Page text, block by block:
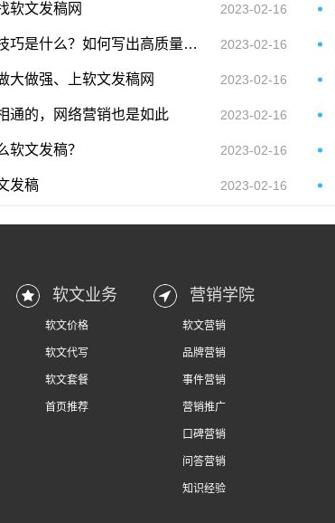
软文发稿网 2023-02-16
软文写作技巧是什么？如何写出高质量软文？ 2023-02-16
大做强、上软文发稿网 2023-02-16
通的，网络营销也是如此 2023-02-16
软文发稿？ 2023-02-16
发稿 2023-02-16
软文业务
软文价格
软文代写
软文套餐
首页推荐
营销学院
软文营销
品牌营销
事件营销
营销推广
口碑营销
问答营销
知识经验